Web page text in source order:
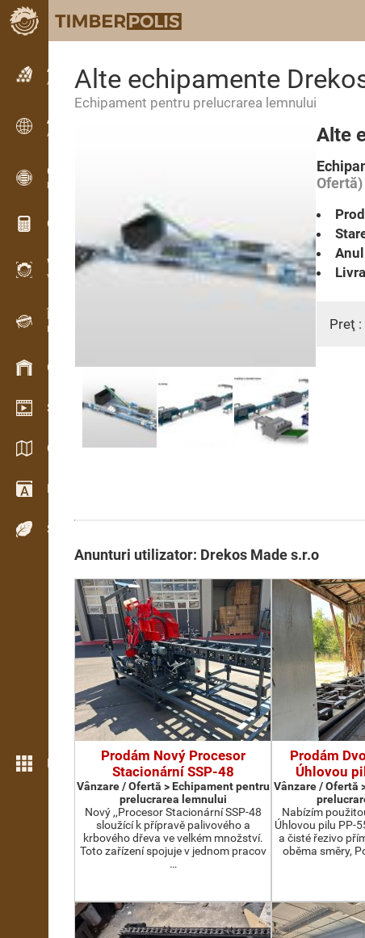
Anunțuri
Anunturi text
Anunțuri
Anunțuri internaționale
OPTI-TIMB
Modele de debitare
Calculatoare lemn
WoodProfi
Volum de lemn cu IA
Înregistrator de date
Inventarul lemnului pe teren
Gestionarea stocurilor
Showroom video
Cataloage / Broșuri
Dicţionar
Specii de lemn
Mai multe opțiuni
Alte echipamente
Echipament pentru prelucrarea lemnului
Alte
Ofertă)
Preţ :
Anunturi utilizator: Drekos Made s.r.o
Prodám Nový Procesor
Stacionární SSP-48
Vânzare / Ofertă > Echipament pentru
prelucrarea lemnului
Nový ,,Procesor Stacionární SSP-48
sloužící k přípravě palivového a
krbového dřeva ve velkém množství.
Toto zařízení spojuje v jednom pracov
…
Prodám
Úhlovou
Vânzare / Ofertă
Nabízím
Úhlovou pilu PP-
a čisté řezivo
oběma směry,